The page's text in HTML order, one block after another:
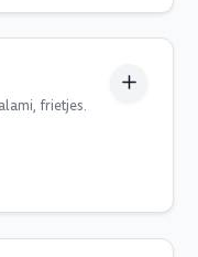
frietjes.